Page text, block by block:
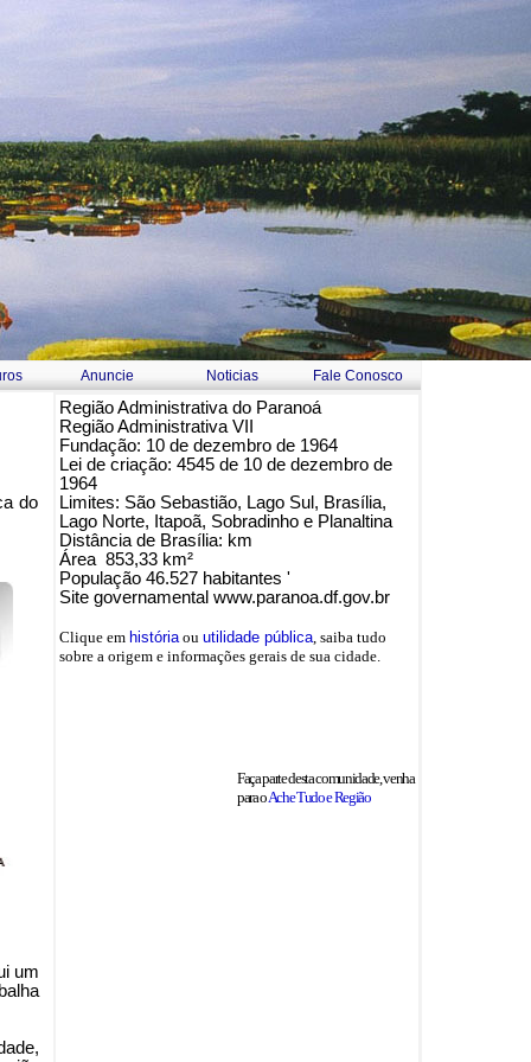
Anuncie Noticias
Fale Conosco
do
um
Região Administrativa do Paranoá
Região Administrativa VII
Fundação: 10 de dezembro de 1964
Lei de criação: 4545 de 10 de dezembro de
1964
Limites: São Sebastião, Lago Sul, Brasília,
Lago Norte, Itapoã, Sobradinho e Planaltina
Distância de Brasília: km
Área 853,33 km²
População 46.527 habitantes '
Site governamental www.paranoa.df.gov.br
Clique em históriaou utilidade pública, saiba tudo
sobre a origem e informações gerais de sua cidade.
Faça parte desta comunidade, venha
para oAche Tudo e Região